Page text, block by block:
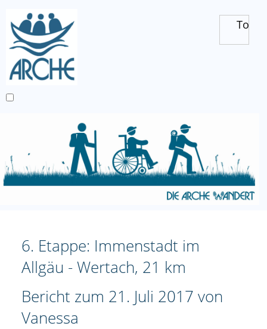
6. Etappe: Immenstadt im
Allgäu - Wertach, 21 km
Bericht zum 21. Juli 2017 von
Vanessa